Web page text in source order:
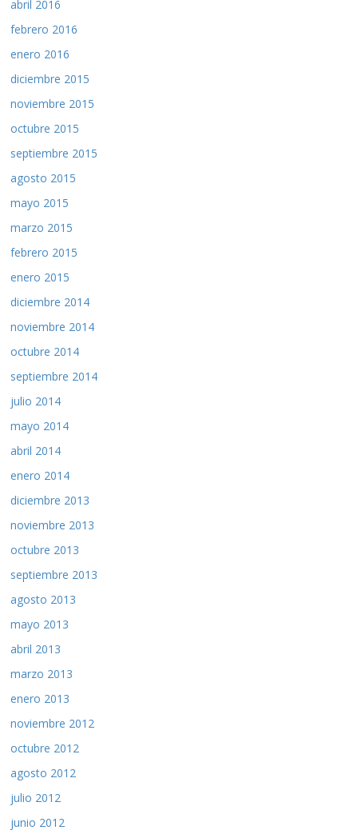
abril 2016
febrero 2016
enero 2016
diciembre 2015
noviembre 2015
octubre 2015
septiembre 2015
agosto 2015
mayo 2015
marzo 2015
febrero 2015
enero 2015
diciembre 2014
noviembre 2014
octubre 2014
septiembre 2014
julio 2014
mayo 2014
abril 2014
enero 2014
diciembre 2013
noviembre 2013
octubre 2013
septiembre 2013
agosto 2013
mayo 2013
abril 2013
marzo 2013
enero 2013
noviembre 2012
octubre 2012
agosto 2012
julio 2012
junio 2012